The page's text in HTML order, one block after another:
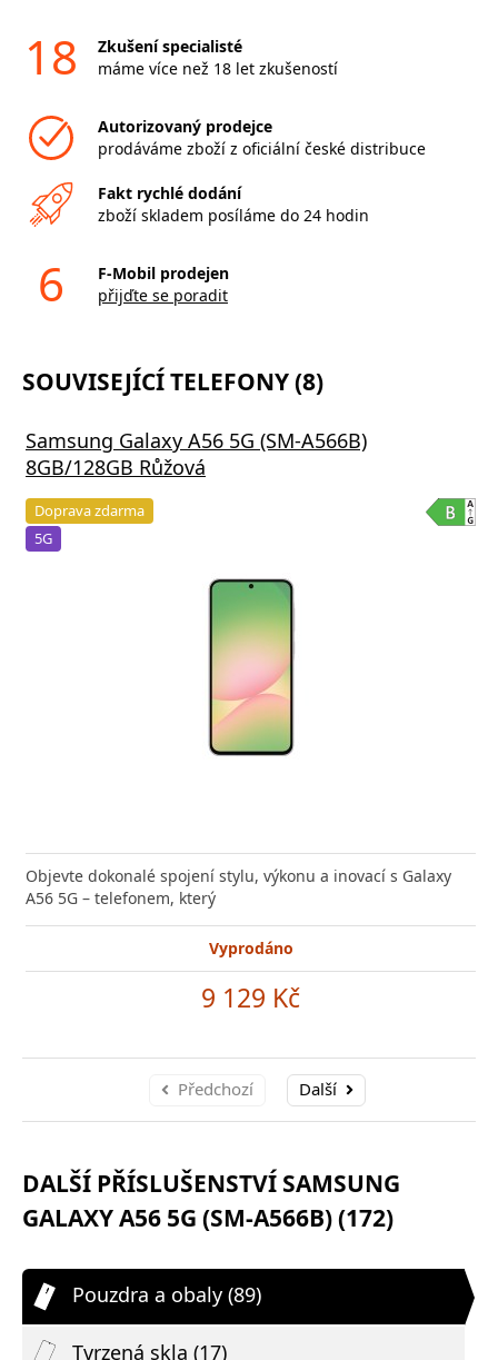
18
Zkušení specialisté
máme více než 18 let zkušeností
Autorizovaný prodejce
prodáváme zboží z oficiální české distribuce
Fakt rychlé dodání
zboží skladem posíláme do 24 hodin
6
F-Mobil prodejen
přijďte se poradit
SOUVISEJÍCÍ TELEFONY (8)
Samsung Galaxy A56 5G (SM-A566B)
8GB/128GB Růžová
Doprava zdarma
5G
Objevte dokonalé spojení stylu, výkonu a inovací s Galaxy
A56 5G – telefonem, který
Vyprodáno
9 129 Kč
Předchozí Další
DALŠÍ PŘÍSLUŠENSTVÍ SAMSUNG
GALAXY A56 5G (SM-A566B) (172)
Pouzdra a obaly (89)
Tvrzená skla (17)